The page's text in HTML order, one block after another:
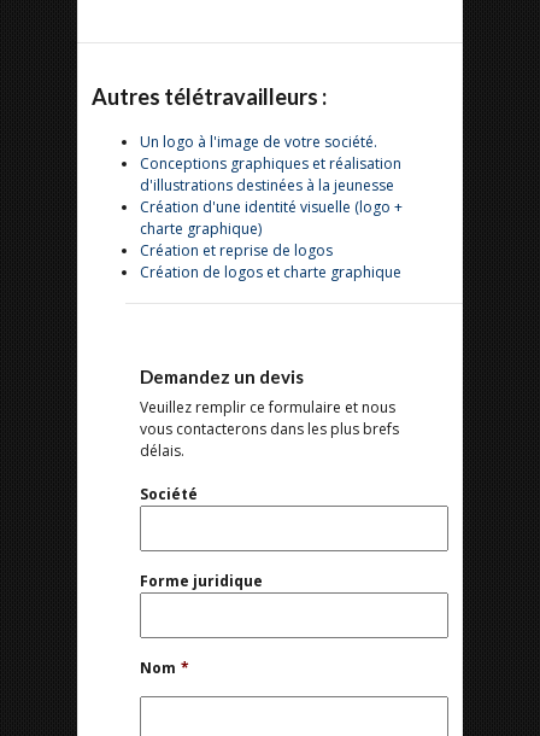
Autres télétravailleurs :
Un logo à l'image de votre société.
Conceptions graphiques et réalisation
d'illustrations destinées à la jeunesse
Création d'une identité visuelle (logo +
charte graphique)
Création et reprise de logos
Création de logos et charte graphique
Demandez un devis
Veuillez remplir ce formulaire et nous
vous contacterons dans les plus brefs
délais.
Société
Forme juridique
Nom *